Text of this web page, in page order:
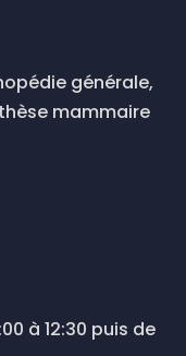
générale,
mammaire
à 12:30 puis de